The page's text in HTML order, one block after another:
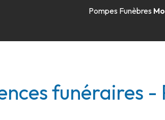
63 04 05 28
Pompes Funèbres
funéraires -